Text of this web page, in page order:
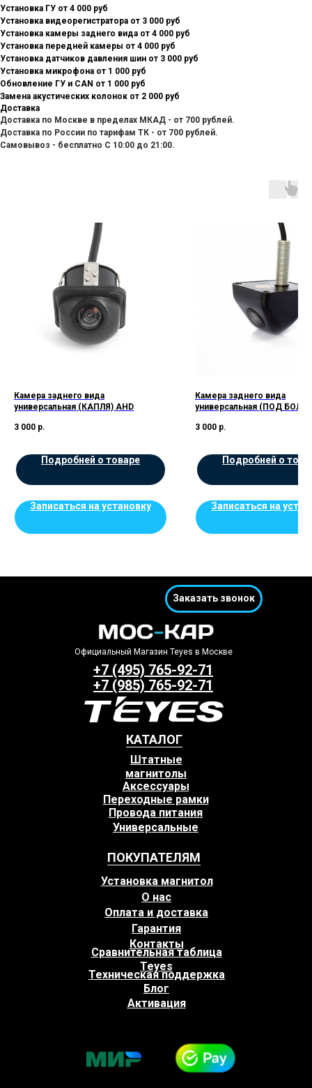
Установка ГУ от 4 000 руб
Установка видеорегистратора от 3 000 руб
Установка камеры заднего вида от 4 000 руб
Установка передней камеры от 4 000 руб
Установка датчиков давления шин от 3 000 руб
Установка микрофона от 1 000 руб
Обновление ГУ и CAN от 1 000 руб
Замена акустических колонок от 2 000 руб
Доставка
Доставка по Москве в пределах МКАД - от 700 рублей.
Доставка по России по тарифам ТК - от 700 рублей.
Самовывоз - бесплатно С 10:00 до 21:00.
Камера заднего вида
универсальная (КАПЛЯ) AHD
3 000 р.
Подробней о товаре
Записаться на установку
Камера заднего вида
универсальная (ПОД БОЛТ)
3 000 р.
Подробней о
Записаться на
ПОКУПАТЕЛЯМ
КАТАЛОГ
+7 (495) 765-92-71
+7 (985) 765-92-71
Аксессуары
Провода питания
Штатные
магнитолы
Переходные рамки
Заказать звонок
Официальный Магазин Teyes в Москве
Универсальные
Установка магнитол
Контакты
Сравнительная таблица
Teyes
Блог
Техническая поддержка
Активация
Оплата и доставка
О нас
Гарантия